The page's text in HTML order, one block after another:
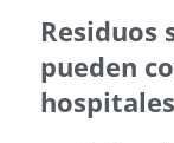
Residuos
pueden
hospitales